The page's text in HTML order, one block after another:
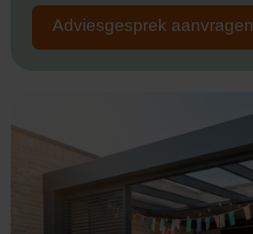
Adviesgesprek aanvragen